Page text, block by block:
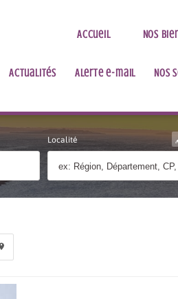
Accueil Nos
Actualités Alerte e-mail Nos
Localité